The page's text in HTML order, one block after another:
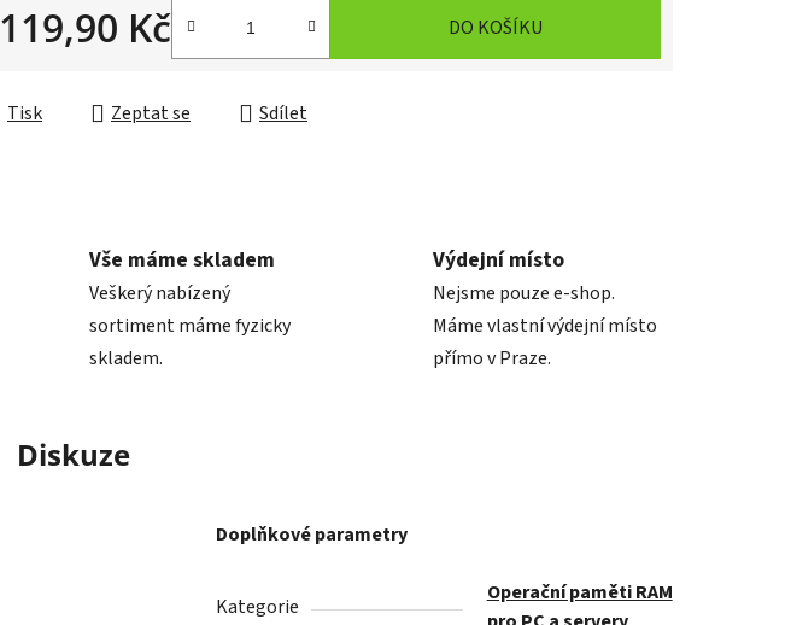
119,90 Kč DO KOŠÍKU
Tisk Zeptat se Sdílet
Vše máme skladem
Veškerý nabízený
sortiment máme fyzicky
skladem.
Výdejní místo
Nejsme pouze e-shop.
Máme vlastní výdejní místo
přímo v Praze.
Diskuze
Doplňkové parametry
Kategorie
Operační paměti RAM